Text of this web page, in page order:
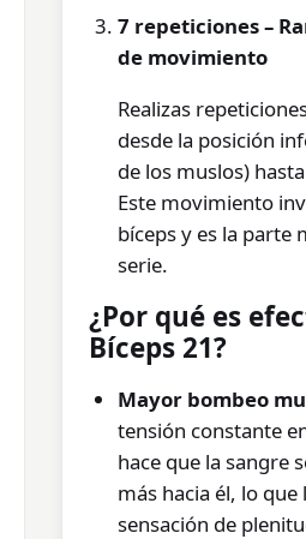
7 repeticiones –
de movimiento
Realizas
desde la posición
de los muslos)
Este movimiento
bíceps y es la parte
serie.
¿Por qué es
Bíceps 21?
Mayor bombeo
tensión constante
hace que la sangre
más hacia él, lo que
sensación de